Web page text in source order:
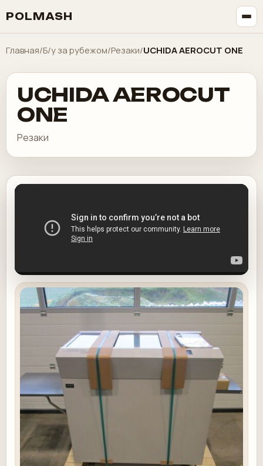
POLMASH
Главная/Б/у за рубежом/Резаки/UCHIDA AEROCUT ONE
UCHIDA AEROCUT
ONE
Резаки